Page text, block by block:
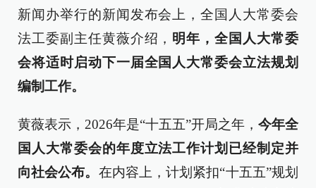
新闻办举行的新闻发布会上，全国人大常委会
法工委副主任黄薇介绍， 明年，全国人大常委
会将适时启动下一届全国人大常委会立法规划
编制工作。
黄薇表示，2026年是“十五五”开局之年， 今年全
国人大常委会的年度立法工作计划已经制定并
向社会公布。 在内容上，计划紧扣“十五五”规划